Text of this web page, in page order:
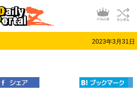
2023年3月31日